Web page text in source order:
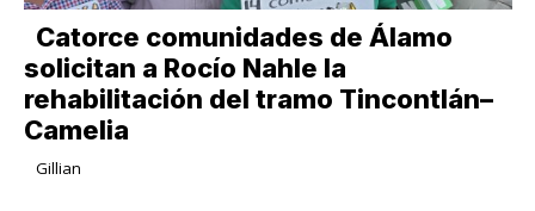
Catorce comunidades de Álamo
solicitan a Rocío Nahle la
rehabilitación del tramo Tincontlán–
Camelia
Gillian